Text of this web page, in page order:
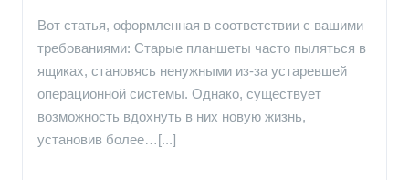
Вот статья, оформленная в соответствии с вашими
требованиями: Старые планшеты часто пыляться в
ящиках, становясь ненужными из-за устаревшей
операционной системы. Однако, существует
возможность вдохнуть в них новую жизнь,
установив более…[...]